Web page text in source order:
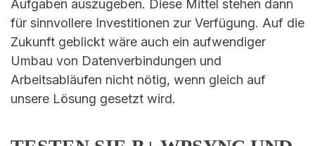
Aufgaben auszugeben. Diese Mittel stehen dann
für sinnvollere Investitionen zur Verfügung. Auf die
Zukunft geblickt wäre auch ein aufwendiger
Umbau von Datenverbindungen und
Arbeitsabläufen nicht nötig, wenn gleich auf
unsere Lösung gesetzt wird.